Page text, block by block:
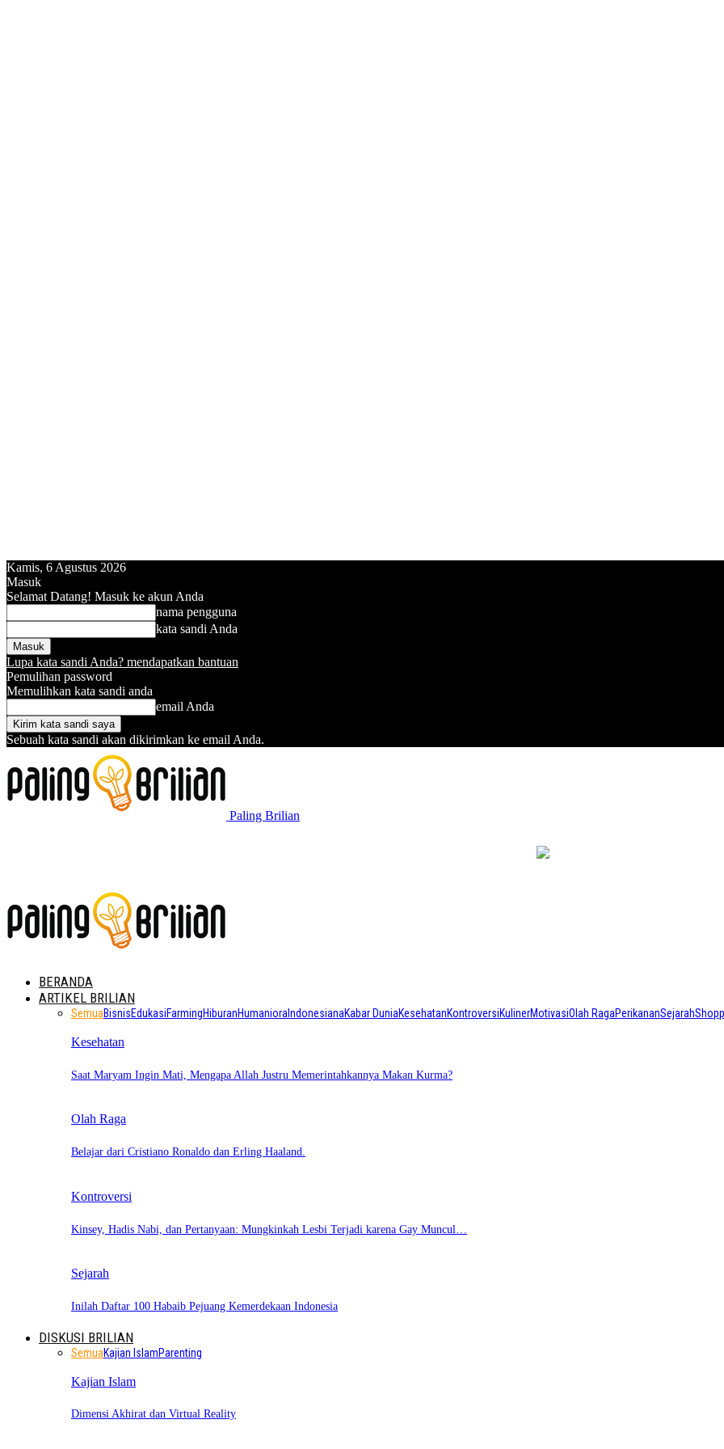
Kamis, 6 Agustus 2026
Masuk
Selamat Datang! Masuk ke akun Anda
nama pengguna
kata sandi Anda
Lupa kata sandi Anda? mendapatkan bantuan
Pemulihan password
Memulihkan kata sandi anda
email Anda
Sebuah kata sandi akan dikirimkan ke email Anda.
Paling Brilian
BERANDA
ARTIKEL BRILIAN
SemuaBisnisEdukasiFarmingHiburanHumaniora IndonesianaKabar DuniaKesehatanKontroversiKulinerMotivasiOlah RagaPerikananSejarah
Kesehatan
Saat Maryam Ingin Mati, Mengapa Allah Justru Memerintahkannya Makan Kurma?
Olah Raga
Belajar dari Cristiano Ronaldo dan Erling Haaland.
Kontroversi
Kinsey, Hadis Nabi, dan Pertanyaan: Mungkinkah Lesbi Terjadi karena Gay Muncul…
Sejarah
Inilah Daftar 100 Habaib Pejuang Kemerdekaan Indonesia
DISKUSI BRILIAN
SemuaKajian IslamParenting
Kajian Islam
Dimensi Akhirat dan Virtual Reality